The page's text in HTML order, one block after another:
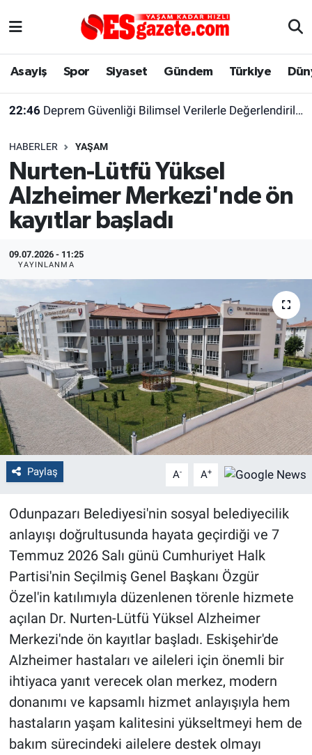
Asayiş Spor Siyaset Gündem Türkiye
22:46 Deprem Güvenliği Bilimsel Verilerle Değerlendirilmeli
HABERLER YAŞAM
Nurten-Lütfü Yüksel
Alzheimer Merkezi'nde ön
kayıtlar başladı
09.07.2026 - 11:25
YAYINLANMA
Paylaş A- A+
Odunpazarı Belediyesi'nin sosyal belediyecilik
anlayışı doğrultusunda hayata geçirdiği ve 7
Temmuz 2026 Salı günü Cumhuriyet Halk
Partisi'nin Seçilmiş Genel Başkanı Özgür
Özel'in katılımıyla düzenlenen törenle hizmete
açılan Dr. Nurten-Lütfü Yüksel Alzheimer
Merkezi'nde ön kayıtlar başladı. Eskişehir'de
Alzheimer hastaları ve aileleri için önemli bir
ihtiyaca yanıt verecek olan merkez, modern
donanımı ve kapsamlı hizmet anlayışıyla hem
hastaların yaşam kalitesini yükseltmeyi hem de
bakım sürecindeki ailelere destek olmayı
Asayiş
Gündem
Türkiye
Dünya
Sağlık
Alış-Veriş/İş dünyası
Yaşam
Eskişehirspor Arşivi
Eskişehir Arşivi
Röportaj
Ekonomi
Kültür Sanat
Politika
Bilecik
Kütahya
Gezi
Genel
Çevre
Yerel
Bilim ve Teknoloji
Eskişehir Nöbetçi Eczaneler
Süper Lig Puan Durumu ve Fikstür
Tüm Manşetler
Son Dakika Haberleri
Haber Arşivi